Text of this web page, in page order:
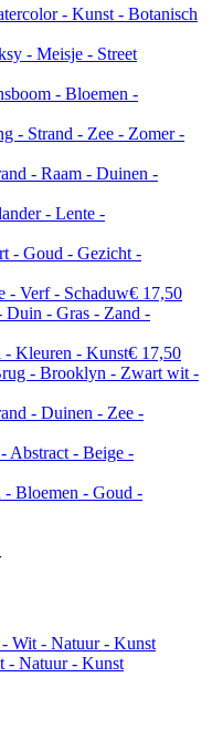
- Kunst - Botanisch
- Meisje - Street
- Bloemen -
- Strand - Zee - Zomer -
- Raam - Duinen -
- Lente -
- Goud - Gezicht -
- Verf - Schaduw€ 17,50
Duin - Gras - Zand -
- Kleuren - Kunst€ 17,50
- Brooklyn - Zwart wit -
- Duinen - Zee -
Abstract - Beige -
- Bloemen - Goud -
- Natuur - Kunst